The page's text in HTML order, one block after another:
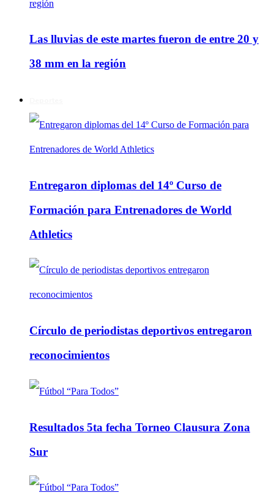
Las lluvias de este martes fueron de entre 20 y
38 mm en la región
Entregaron diplomas del 14º Curso de
Formación para Entrenadores de World
Athletics
Círculo de periodistas deportivos entregaron
reconocimientos
Resultados 5ta fecha Torneo Clausura Zona
Sur